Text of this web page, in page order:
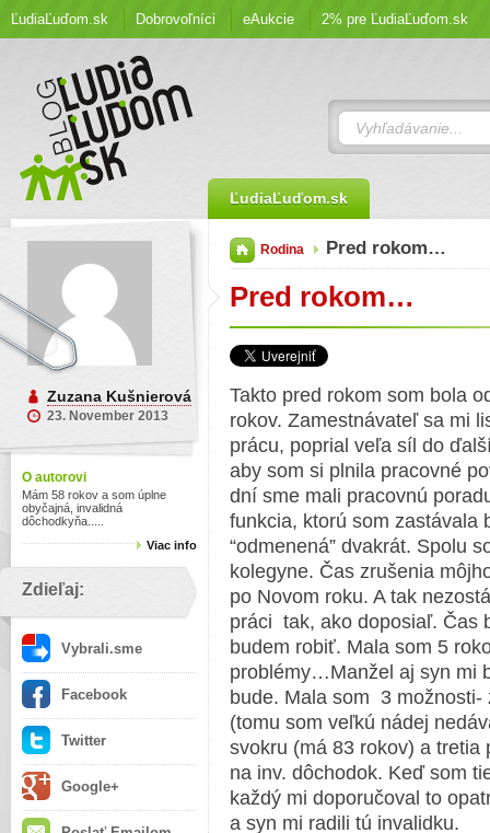
ĽudiaĽuďom.sk Dobrovoľníci eAukcie 2% pre ĽudiaĽuďom.sk
ĽudiaĽuďom.sk
Zuzana Kušnierová
23. November 2013
O autorovi
Mám 58 rokov a som úplne
obyčajná, invalidná
dôchodkyňa.....
Viac info
Zdieľaj:
Vybrali.sme
Facebook
Twitter
Google+
Rodina Pred rokom…
Pred rokom…
Takto pred rokom som bola
rokov. Zamestnávateľ sa mi
prácu, poprial veľa síl do
aby som si plnila pracovné
dní sme mali pracovnú
funkcia, ktorú som
“odmenená” dvakrát. Spolu
kolegyne. Čas zrušenia
po Novom roku. A tak
práci tak, ako doposiaľ. Čas
budem robiť. Mala som 5
problémy…Manžel aj syn mi
bude. Mala som 3
(tomu som veľkú nádej
svokru (má 83 rokov) a
na inv. dôchodok. Keď som
každý mi doporučoval to
a syn mi radili tú invalidku.